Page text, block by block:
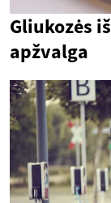
Gliukozės
apžvalga